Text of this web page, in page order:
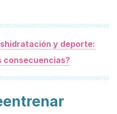
y deporte:
consecuencias?